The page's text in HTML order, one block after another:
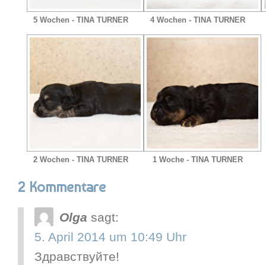
5 Wochen - TINA TURNER 4 Wochen - TINA TURNER
2 Wochen - TINA TURNER 1 Woche - TINA TURNER
2 Kommentare
Olga sagt:
5. April 2014 um 10:49 Uhr
Здравствуйте!